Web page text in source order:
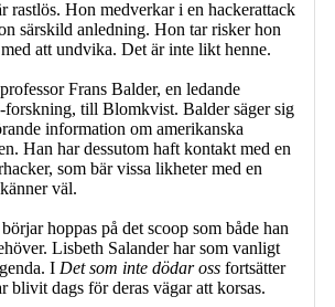
rastlös. Hon medverkar i en hackerattack
särskild anledning. Hon tar risker hon
att undvika. Det är inte likt henne.
Frans Balder, en ledande
till Blomkvist. Balder säger sig
information om amerikanska
Han har dessutom haft kontakt med en
som bär vissa likheter med en
väl.
hoppas på det scoop som både han
Lisbeth Salander har som vanligt
I Det som inte dödar oss fortsätter
blivit dags för deras vägar att korsas.